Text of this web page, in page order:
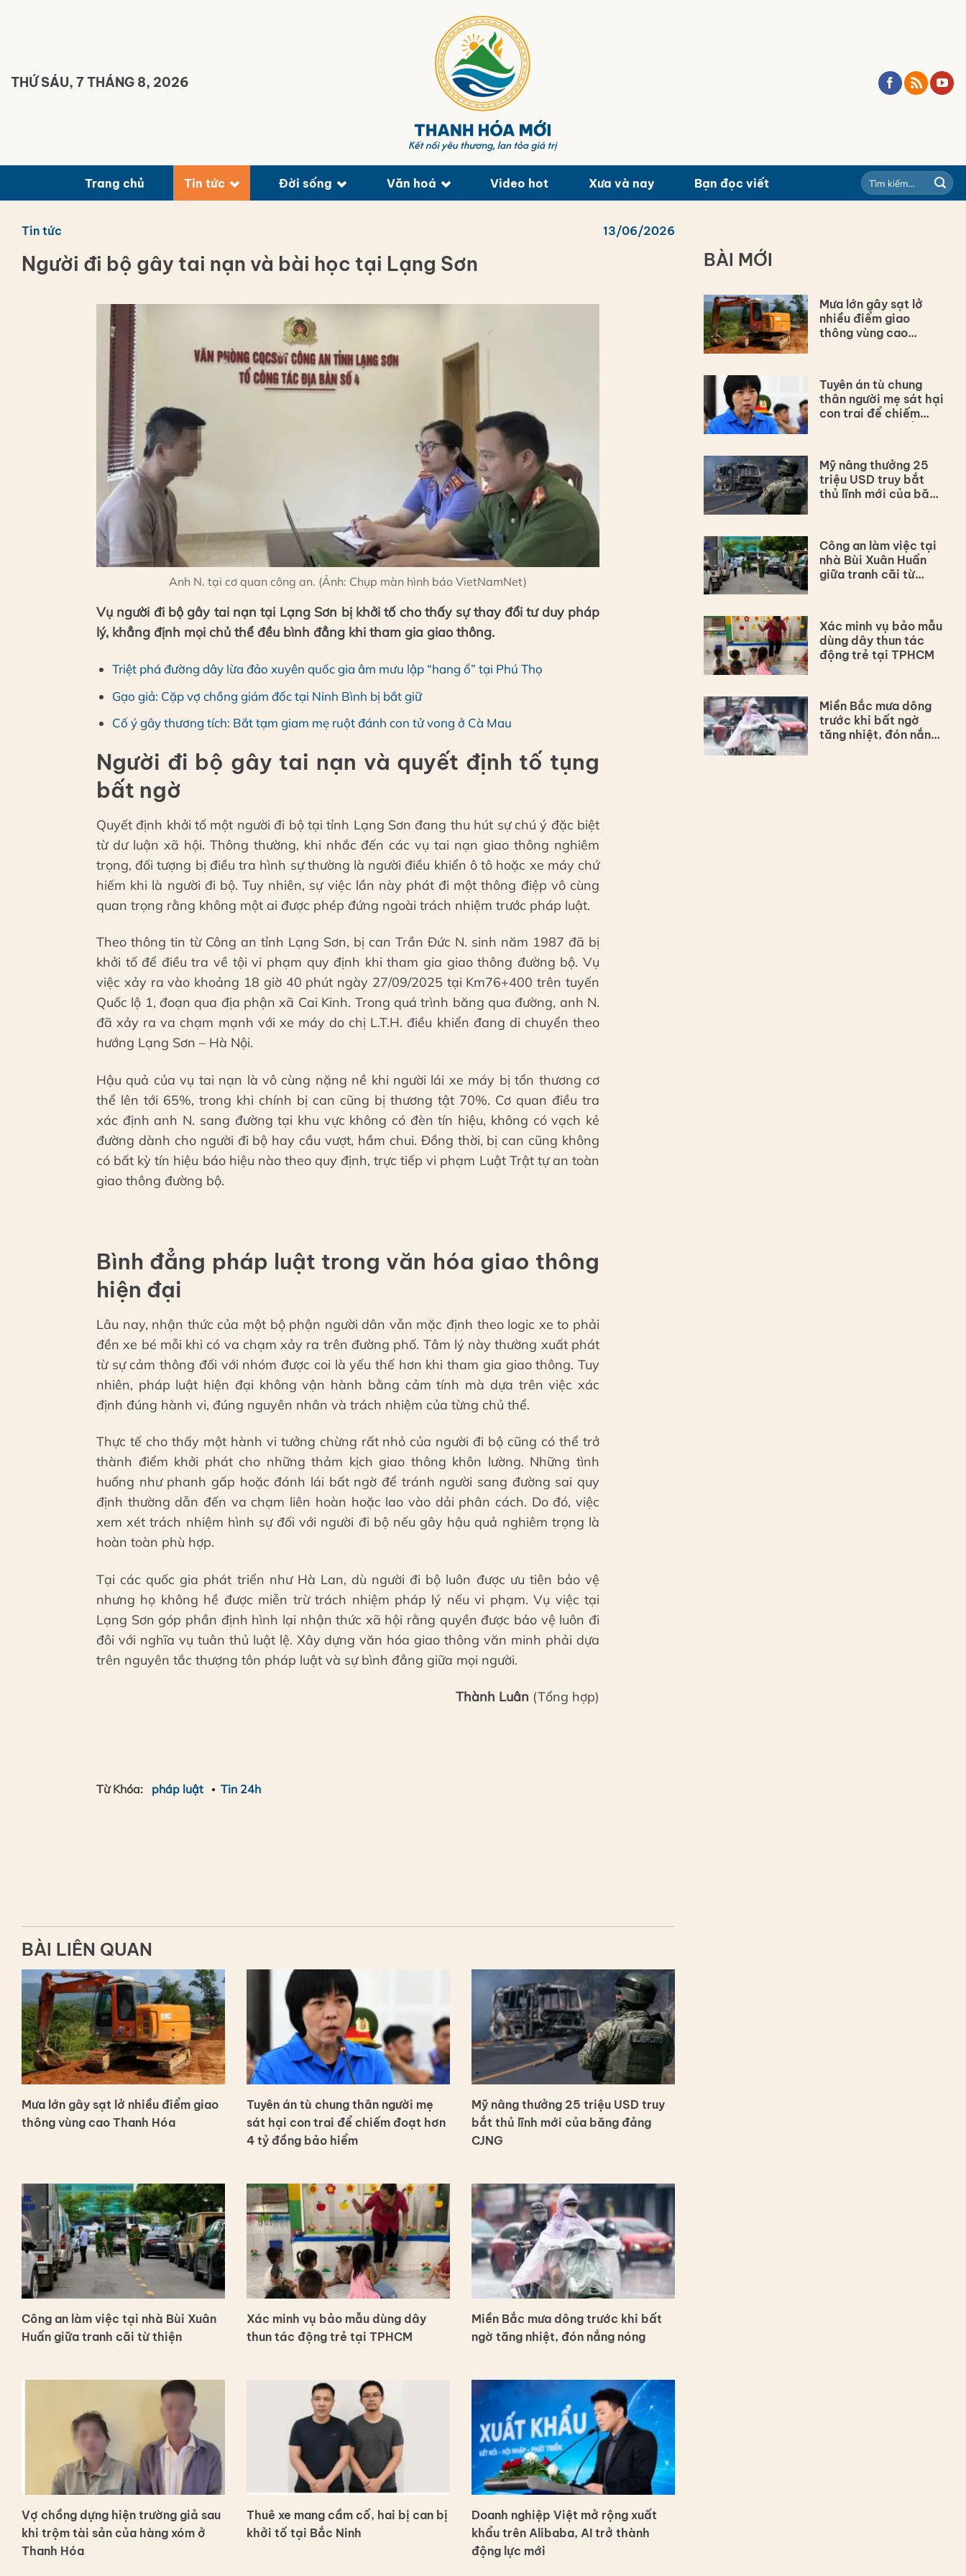
THỨ SÁU, 7 THÁNG 8, 2026
Trang chủ Tin tức Đời sống Văn hoá Video hot Xưa và nay Bạn đọc viết
Tin tức 13/06/2026
Người đi bộ gây tai nạn và bài học tại Lạng Sơn
Anh N. tại cơ quan công an. (Ảnh: Chụp màn hình báo VietNamNet)
Vụ người đi bộ gây tai nạn tại Lạng Sơn bị khởi tố cho thấy sự thay đổi tư duy pháp
lý, khẳng định mọi chủ thể đều bình đẳng khi tham gia giao thông.
Triệt phá đường dây lừa đảo xuyên quốc gia âm mưu lập “hang ổ” tại Phú Thọ
Gạo giả: Cặp vợ chồng giám đốc tại Ninh Bình bị bắt giữ
Cố ý gây thương tích: Bắt tạm giam mẹ ruột đánh con tử vong ở Cà Mau
Người đi bộ gây tai nạn và quyết định tố tụng
bất ngờ
Quyết định khởi tố một người đi bộ tại tỉnh Lạng Sơn đang thu hút sự chú ý đặc biệt
từ dư luận xã hội. Thông thường, khi nhắc đến các vụ tai nạn giao thông nghiêm
trọng, đối tượng bị điều tra hình sự thường là người điều khiển ô tô hoặc xe máy chứ
hiếm khi là người đi bộ. Tuy nhiên, sự việc lần này phát đi một thông điệp vô cùng
quan trọng rằng không một ai được phép đứng ngoài trách nhiệm trước pháp luật.
Theo thông tin từ Công an tỉnh Lạng Sơn, bị can Trần Đức N. sinh năm 1987 đã bị
khởi tố để điều tra về tội vi phạm quy định khi tham gia giao thông đường bộ. Vụ
việc xảy ra vào khoảng 18 giờ 40 phút ngày 27/09/2025 tại Km76+400 trên tuyến
Quốc lộ 1, đoạn qua địa phận xã Cai Kinh. Trong quá trình băng qua đường, anh N.
đã xảy ra va chạm mạnh với xe máy do chị L.T.H. điều khiển đang di chuyển theo
hướng Lạng Sơn – Hà Nội.
Hậu quả của vụ tai nạn là vô cùng nặng nề khi người lái xe máy bị tổn thương cơ
thể lên tới 65%, trong khi chính bị can cũng bị thương tật 70%. Cơ quan điều tra
xác định anh N. sang đường tại khu vực không có đèn tín hiệu, không có vạch kẻ
đường dành cho người đi bộ hay cầu vượt, hầm chui. Đồng thời, bị can cũng không
có bất kỳ tín hiệu báo hiệu nào theo quy định, trực tiếp vi phạm Luật Trật tự an toàn
giao thông đường bộ.
Bình đẳng pháp luật trong văn hóa giao thông
hiện đại
Lâu nay, nhận thức của một bộ phận người dân vẫn mặc định theo logic xe to phải
đền xe bé mỗi khi có va chạm xảy ra trên đường phố. Tâm lý này thường xuất phát
từ sự cảm thông đối với nhóm được coi là yếu thế hơn khi tham gia giao thông. Tuy
nhiên, pháp luật hiện đại không vận hành bằng cảm tính mà dựa trên việc xác
định đúng hành vi, đúng nguyên nhân và trách nhiệm của từng chủ thể.
Thực tế cho thấy một hành vi tưởng chừng rất nhỏ của người đi bộ cũng có thể trở
thành điểm khởi phát cho những thảm kịch giao thông khôn lường. Những tình
huống như phanh gấp hoặc đánh lái bất ngờ để tránh người sang đường sai quy
định thường dẫn đến va chạm liên hoàn hoặc lao vào dải phân cách. Do đó, việc
xem xét trách nhiệm hình sự đối với người đi bộ nếu gây hậu quả nghiêm trọng là
hoàn toàn phù hợp.
Tại các quốc gia phát triển như Hà Lan, dù người đi bộ luôn được ưu tiên bảo vệ
nhưng họ không hề được miễn trừ trách nhiệm pháp lý nếu vi phạm. Vụ việc tại
Lạng Sơn góp phần định hình lại nhận thức xã hội rằng quyền được bảo vệ luôn đi
đôi với nghĩa vụ tuân thủ luật lệ. Xây dựng văn hóa giao thông văn minh phải dựa
trên nguyên tắc thượng tôn pháp luật và sự bình đẳng giữa mọi người.
Thành Luân (Tổng hợp)
Từ Khóa: pháp luật Tin 24h
BÀI LIÊN QUAN
Mưa lớn gây sạt lở nhiều điểm giao
thông vùng cao Thanh Hóa
Tuyên án tù chung thân người mẹ
sát hại con trai để chiếm đoạt hơn
4 tỷ đồng bảo hiểm
Mỹ nâng thưởng 25 triệu USD truy
bắt thủ lĩnh mới của băng đảng
CJNG
Công an làm việc tại nhà Bùi Xuân
Huấn giữa tranh cãi từ thiện
Xác minh vụ bảo mẫu dùng dây
thun tác động trẻ tại TPHCM
Miền Bắc mưa dông trước khi bất
ngờ tăng nhiệt, đón nắng nóng
Vợ chồng dựng hiện trường giả sau
khi trộm tài sản của hàng xóm ở
Thanh Hóa
Thuê xe mang cầm cố, hai bị can bị
khởi tố tại Bắc Ninh
Doanh nghiệp Việt mở rộng xuất
khẩu trên Alibaba, AI trở thành
động lực mới
BÀI MỚI
Mưa lớn gây sạt lở
nhiều điểm giao
thông vùng cao
Tuyên án tù chung
thân người mẹ sát hại
con trai để chiếm
Mỹ nâng thưởng 25
triệu USD truy bắt
thủ lĩnh mới của băng
Công an làm việc tại
nhà Bùi Xuân Huấn
giữa tranh cãi từ
Xác minh vụ bảo mẫu
dùng dây thun tác
động trẻ tại TPHCM
Miền Bắc mưa dông
trước khi bất ngờ
tăng nhiệt, đón nắng